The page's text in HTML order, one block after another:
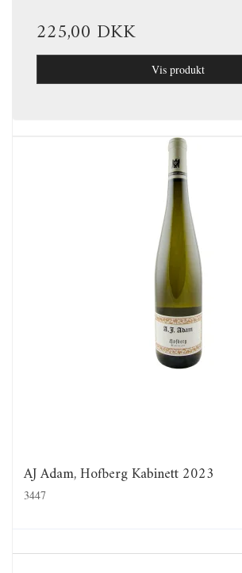
225,00 DKK
Vis produkt
AJ Adam, Hofberg Kabinett 2023
3447